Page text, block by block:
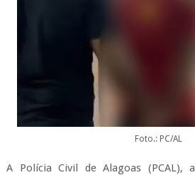
Foto.: PC/AL
A Polícia Civil de Alagoas (PCAL),